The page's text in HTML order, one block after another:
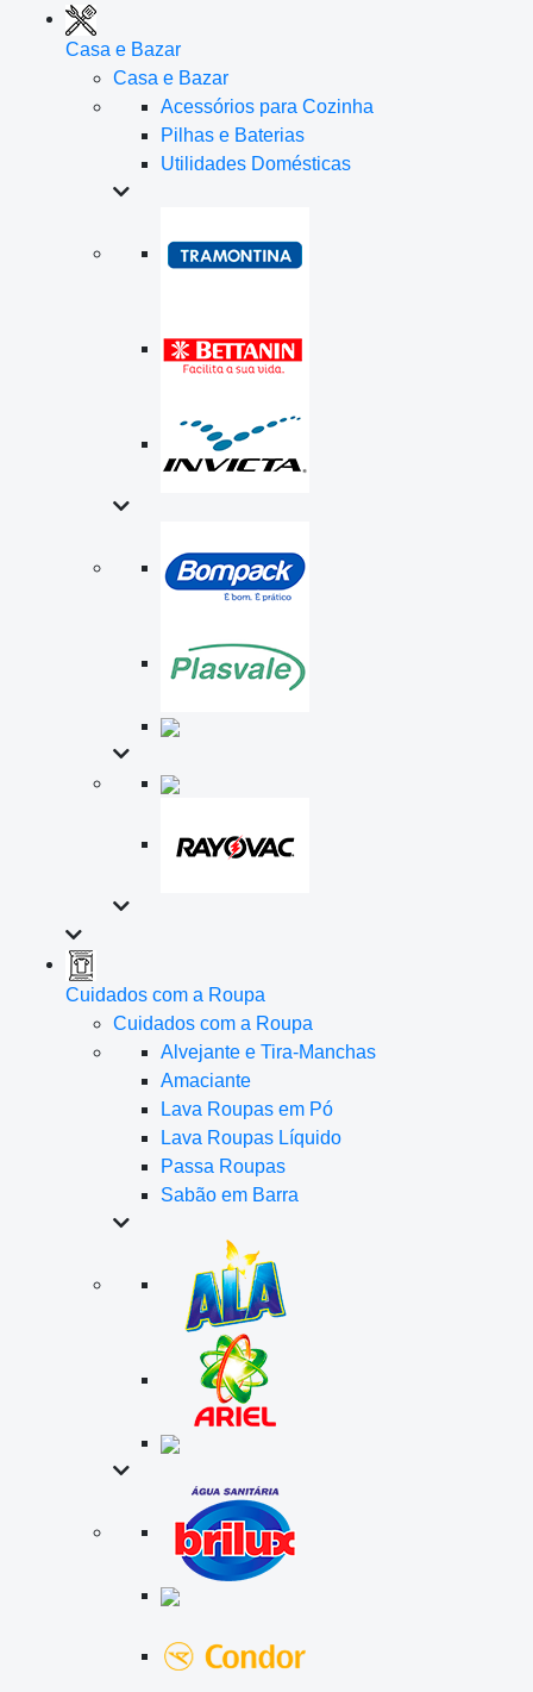
Casa e Bazar
Casa e Bazar
Acessórios para Cozinha
Pilhas e Baterias
Utilidades Domésticas
Cuidados com a Roupa
Cuidados com a Roupa
Alvejante e Tira-Manchas
Amaciante
Lava Roupas em Pó
Lava Roupas Líquido
Passa Roupas
Sabão em Barra